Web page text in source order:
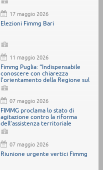
17 maggio 2026
Elezioni Fimmg Bari
11 maggio 2026
Fimmg Puglia: “Indispensabile
conoscere con chiarezza
l’orientamento della Regione sul
Decreto Schillaci”.
07 maggio 2026
FIMMG proclama lo stato di
agitazione contro la riforma
dell’assistenza territoriale
07 maggio 2026
Riunione urgente vertici Fimmg